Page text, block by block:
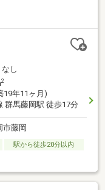
なし
2
19年11ヶ月)
群馬藤岡駅 徒歩17分
市藤岡
駅から徒歩20分以内